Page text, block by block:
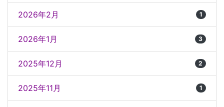
2026年2月 1
2026年1月 3
2025年12月 2
2025年11月 1